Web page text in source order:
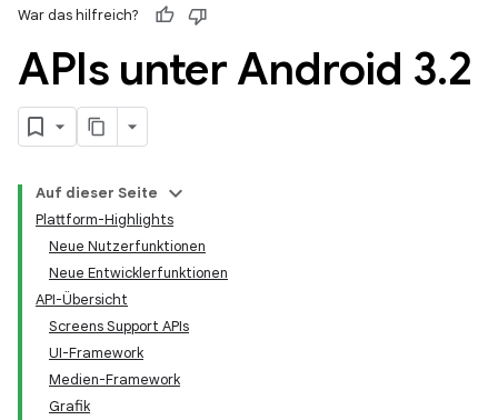
War das hilfreich?
APIs unter Android 3.2
Auf dieser Seite
Plattform-Highlights
Neue Nutzerfunktionen
Neue Entwicklerfunktionen
API-Übersicht
Screens Support APIs
UI-Framework
Medien-Framework
Grafik